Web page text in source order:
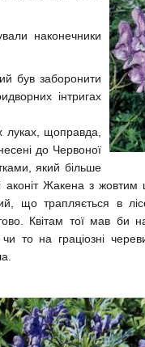
наконечники
був заборонити
інтригах
луках, щоправда,
до Червоної
який більше
аконіт Жакена з
що трапляється в
Квітам тої мав би
то на граціозні